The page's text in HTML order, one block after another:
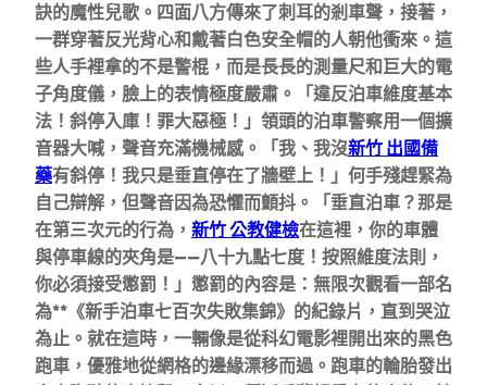
訣的魔性兒歌。四面八方傳來了刺耳的剎車聲，接著，
一群穿著反光背心和戴著白色安全帽的人朝他衝來。這
些人手裡拿的不是警棍，而是長長的測量尺和巨大的電
子角度儀，臉上的表情極度嚴肅。「違反泊車維度基本
法！斜停入庫！罪大惡極！」領頭的泊車警察用一個擴
音器大喊，聲音充滿機械感。「我、我沒新竹 出國備
藥有斜停！我只是垂直停在了牆壁上！」何手殘趕緊為
自己辯解，但聲音因為恐懼而顫抖。「垂直泊車？那是
在第三次元的行為， 新竹 公教健檢在這裡，你的車體
與停車線的夾角是——八十九點七度！按照維度法則，
你必須接受懲罰！」懲罰的內容是：無限次觀看一部名
為**《新手泊車七百次失敗集錦》的紀錄片，直到哭泣
為止。就在這時，一輛像是從科幻電影裡開出來的黑色
跑車，優雅地從網格的邊緣漂移而過。跑車的輪胎發出